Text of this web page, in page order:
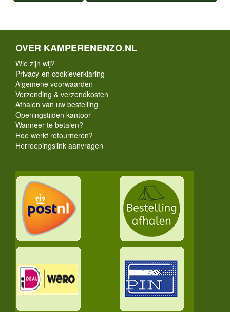
OVER KAMPERENENZO.NL
Wie zijn wij?
Privacy-en cookieverklaring
Algemene voorwaarden
Verzending & verzendkosten
Afhalen van uw bestelling
Openingstijden kantoor
Wanneer te betalen?
Hoe werkt retourneren?
Herroepingslink aanvragen